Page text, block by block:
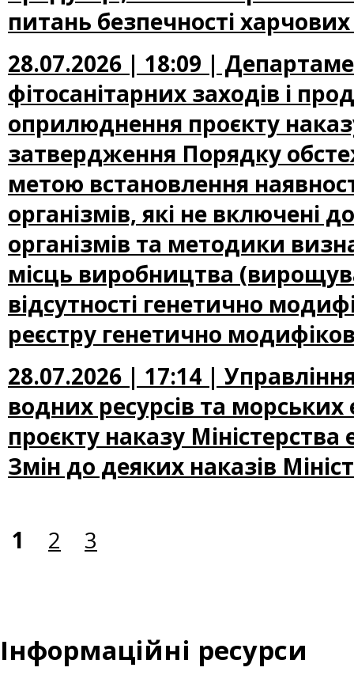
питань безпечності
28.07.2026 | 18:09 |
фітосанітарних заходів і
оприлюднення проєкту
затвердження Порядку
метою встановлення
організмів, які не включені
організмів та методики
місць виробництва
відсутності генетично
реєстру генетично
28.07.2026 | 17:14 |
водних ресурсів та
проєкту наказу
Змін до деяких наказів
1 2 3
Інформаційні ресурси